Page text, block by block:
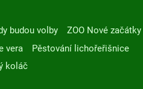
budou volby
ZOO Nové začátky
vera
Pěstování lichořeřišnice
koláč